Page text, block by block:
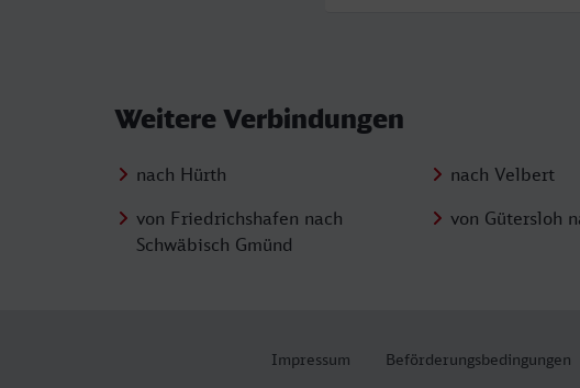
Weitere Verbindungen
nach Hürth nach Velbert
von Friedrichshafen nach
Schwäbisch Gmünd
von Gütersloh
Impressum Beförderungsbedingungen